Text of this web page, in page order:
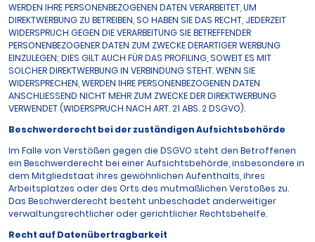
WERDEN IHRE PERSONENBEZOGENEN DATEN VERARBEITET, UM
DIREKTWERBUNG ZU BETREIBEN, SO HABEN SIE DAS RECHT, JEDERZEIT
WIDERSPRUCH GEGEN DIE VERARBEITUNG SIE BETREFFENDER
PERSONENBEZOGENER DATEN ZUM ZWECKE DERARTIGER WERBUNG
EINZULEGEN; DIES GILT AUCH FÜR DAS PROFILING, SOWEIT ES MIT
SOLCHER DIREKTWERBUNG IN VERBINDUNG STEHT. WENN SIE
WIDERSPRECHEN, WERDEN IHRE PERSONENBEZOGENEN DATEN
ANSCHLIESSEND NICHT MEHR ZUM ZWECKE DER DIREKTWERBUNG
VERWENDET (WIDERSPRUCH NACH ART. 21 ABS. 2 DSGVO).
Beschwerde­recht bei der zuständigen Aufsichts­behörde
Im Falle von Verstößen gegen die DSGVO steht den Betroffenen
ein Beschwerderecht bei einer Aufsichtsbehörde, insbesondere in
dem Mitgliedstaat ihres gewöhnlichen Aufenthalts, ihres
Arbeitsplatzes oder des Orts des mutmaßlichen Verstoßes zu.
Das Beschwerderecht besteht unbeschadet anderweitiger
verwaltungsrechtlicher oder gerichtlicher Rechtsbehelfe.
Recht auf Daten­übertrag­barkeit